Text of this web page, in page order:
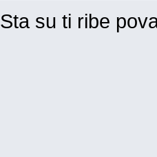
Sta su ti ribe